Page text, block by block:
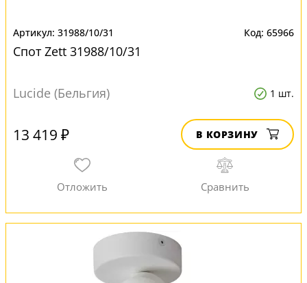
31988/10/31 65966
Спот Zett 31988/10/31
Lucide (Бельгия) 1 шт.
13 419 ₽ В КОРЗИНУ